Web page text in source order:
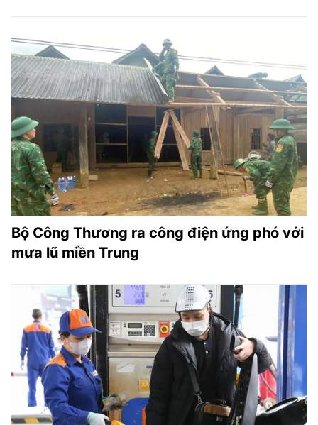
Bộ Công Thương ra công điện ứng phó với
mưa lũ miền Trung